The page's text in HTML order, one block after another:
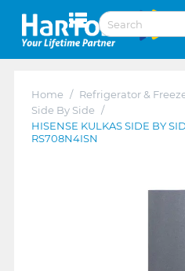
Home / Refrigerator &
Side By Side /
HISENSE KULKAS SIDE BY
RS708N4ISN